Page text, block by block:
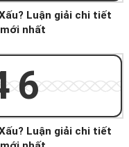
Luận giải chi tiết
nhất
Luận giải chi tiết